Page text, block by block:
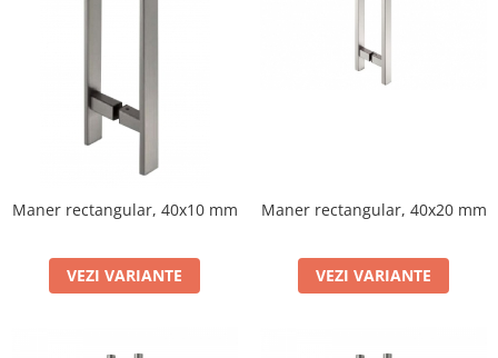
Maner rectangular, 40x10 mm
VEZI VARIANTE
Maner rectangular, 40x20 mm
VEZI VARIANTE